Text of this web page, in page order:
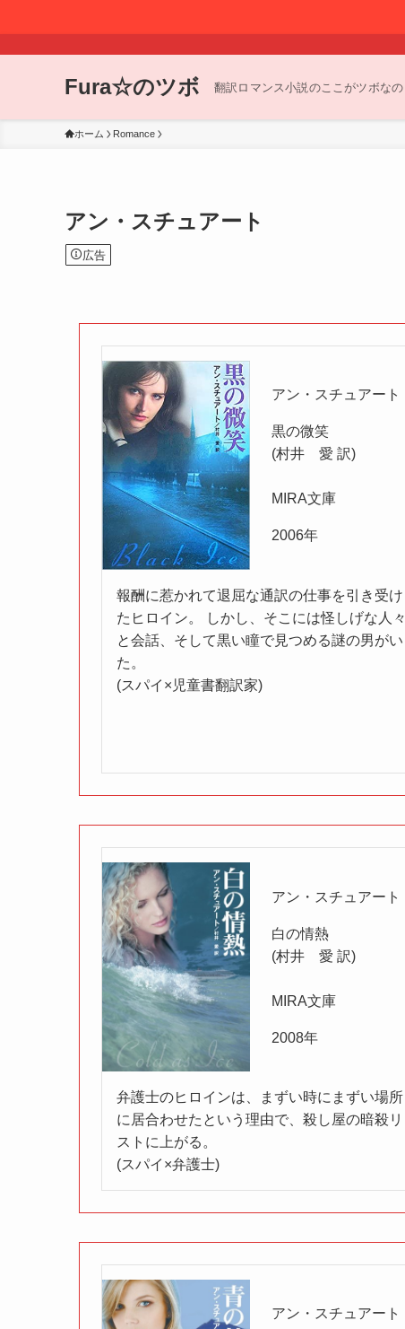
Fura☆のツボ 翻訳ロマンス小説のここがツボなの
ホーム Romance
アン・スチュアート
広告
アン・スチュアート
黒の微笑
(村井 愛 訳)
MIRA文庫
2006年
報酬に惹かれて退屈な通訳の仕事を引き受け
たヒロイン。 しかし、そこには怪しげな人々
と会話、そして黒い瞳で見つめる謎の男がい
た。
(スパイ×児童書翻訳家)
アン・スチュアート
白の情熱
(村井 愛 訳)
MIRA文庫
2008年
弁護士のヒロインは、まずい時にまずい場所
に居合わせたという理由で、殺し屋の暗殺リ
ストに上がる。
(スパイ×弁護士)
アン・スチュアート